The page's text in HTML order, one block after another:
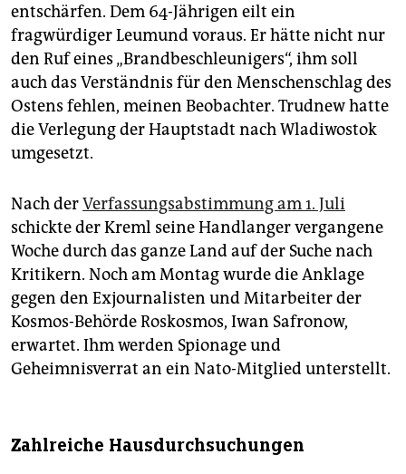
entschärfen. Dem 64-Jährigen eilt ein
fragwürdiger Leumund voraus. Er hätte nicht nur
den Ruf eines „Brandbeschleunigers“, ihm soll
auch das Verständnis für den Menschenschlag des
Ostens fehlen, meinen Beobachter. Trudnew hatte
die Verlegung der Hauptstadt nach Wladiwostok
umgesetzt.
Nach derVerfassungsabstimmung am 1. Juli
schickte der Kreml seine Handlanger vergangene
Woche durch das ganze Land auf der Suche nach
Kritikern. Noch am Montag wurde die Anklage
gegen den Exjournalisten und Mitarbeiter der
Kosmos-Behörde Roskosmos, Iwan Safronow,
erwartet. Ihm werden Spionage und
Geheimnisverrat an ein Nato-Mitglied unterstellt.
Zahlreiche Hausdurchsuchungen